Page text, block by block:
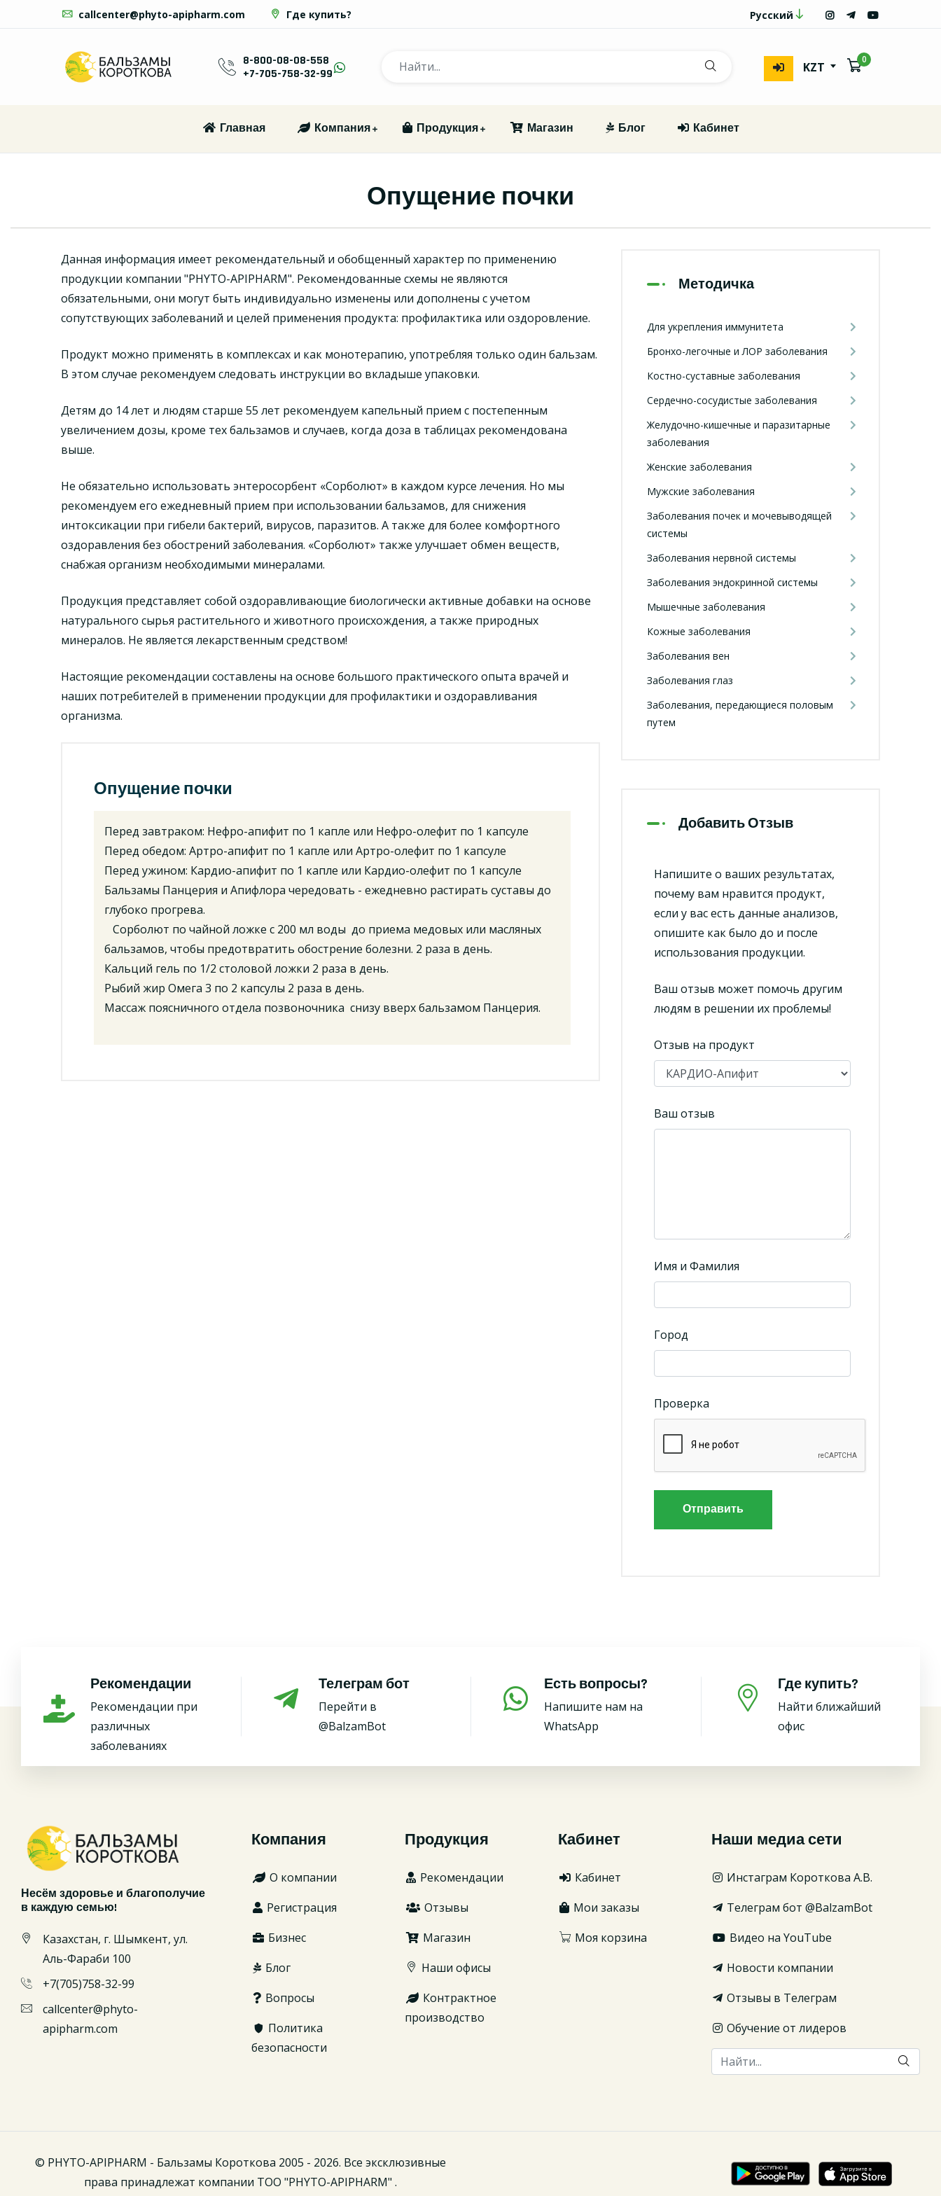
callcenter@phyto-apipharm.com Где купить? Русский
8-800-08-08-558
+7-705-758-32-99
KZT
0
Главная Компания Продукция Магазин Блог Кабинет
Опущение почки
Данная информация имеет рекомендательный и обобщенный характер по применению
продукции компании "PHYTO-APIPHARM". Рекомендованные схемы не являются
обязательными, они могут быть индивидуально изменены или дополнены с учетом
сопутствующих заболеваний и целей применения продукта: профилактика или оздоровление.
Продукт можно применять в комплексах и как монотерапию, употребляя только один бальзам.
В этом случае рекомендуем следовать инструкции во вкладыше упаковки.
Детям до 14 лет и людям старше 55 лет рекомендуем капельный прием с постепенным
увеличением дозы, кроме тех бальзамов и случаев, когда доза в таблицах рекомендована
выше.
Не обязательно использовать энтеросорбент «Сорболют» в каждом курсе лечения. Но мы
рекомендуем его ежедневный прием при использовании бальзамов, для снижения
интоксикации при гибели бактерий, вирусов, паразитов. А также для более комфортного
оздоравления без обострений заболевания. «Сорболют» также улучшает обмен веществ,
снабжая организм необходимыми минералами.
Продукция представляет собой оздоравливающие биологически активные добавки на основе
натурального сырья растительного и животного происхождения, а также природных
минералов. Не является лекарственным средством!
Настоящие рекомендации составлены на основе большого практического опыта врачей и
наших потребителей в применении продукции для профилактики и оздоравливания
организма.
Опущение почки
Перед завтраком: Нефро-апифит по 1 капле или Нефро-олефит по 1 капсуле
Перед обедом: Артро-апифит по 1 капле или Артро-олефит по 1 капсуле
Перед ужином: Кардио-апифит по 1 капле или Кардио-олефит по 1 капсуле
Бальзамы Панцерия и Апифлора чередовать - ежедневно растирать суставы до
глубоко прогрева.
Сорболют по чайной ложке с 200 мл воды до приема медовых или масляных
бальзамов, чтобы предотвратить обострение болезни. 2 раза в день.
Кальций гель по 1/2 столовой ложки 2 раза в день.
Рыбий жир Омега 3 по 2 капсулы 2 раза в день.
Массаж поясничного отдела позвоночника снизу вверх бальзамом Панцерия.
Методичка
Для укрепления иммунитета
Бронхо-легочные и ЛОР заболевания
Костно-суставные заболевания
Сердечно-сосудистые заболевания
Желудочно-кишечные и паразитарные
заболевания
Женские заболевания
Мужские заболевания
Заболевания почек и мочевыводящей
системы
Заболевания нервной системы
Заболевания эндокринной системы
Мышечные заболевания
Кожные заболевания
Заболевания вен
Заболевания глаз
Заболевания, передающиеся половым
путем
Добавить Отзыв
Напишите о ваших результатах,
почему вам нравится продукт,
если у вас есть данные анализов,
опишите как было до и после
использования продукции.
Ваш отзыв может помочь другим
людям в решении их проблемы!
Отзыв на продукт
Ваш отзыв
Имя и Фамилия
Город
Проверка
Отправить
Рекомендации
Рекомендации при
различных
заболеваниях
Телеграм бот
Перейти в
@BalzamBot
Есть вопросы?
Напишите нам на
WhatsApp
Где купить?
Найти ближайший
офис
Несём здоровье и благополучие
в каждую семью!
Казахстан, г. Шымкент, ул.
Аль-Фараби 100
+7(705)758-32-99
callcenter@phyto-
apipharm.com
Компания
О компании
Регистрация
Бизнес
Блог
Вопросы
Политика
безопасности
Продукция
Рекомендации
Отзывы
Магазин
Наши офисы
Контрактное
производство
Кабинет
Кабинет
Мои заказы
Моя корзина
Наши медиа сети
Инстаграм Короткова А.В.
Телеграм бот @BalzamBot
Видео на YouTube
Новости компании
Отзывы в Телеграм
Обучение от лидеров
© PHYTO-APIPHARM - Бальзамы Короткова 2005 - 2026. Все эксклюзивные
права принадлежат компании ТОО "PHYTO-APIPHARM" .